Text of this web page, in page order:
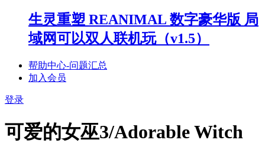
生灵重塑 REANIMAL 数字豪华版 局
域网可以双人联机玩（v1.5）
帮助中心-问题汇总
加入会员
登录
可爱的女巫3/Adorable Witch